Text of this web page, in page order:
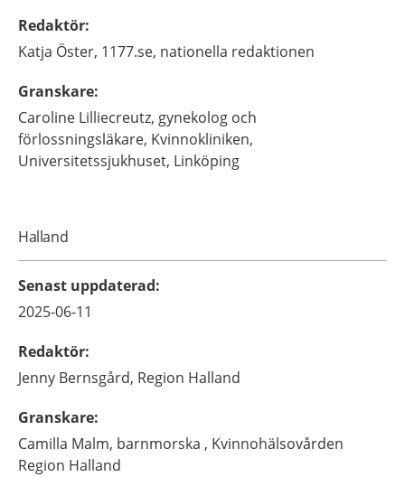
Redaktör:
Katja Öster, 1177.se, nationella redaktionen
Granskare:
Caroline Lilliecreutz, gynekolog och
förlossningsläkare, Kvinnokliniken,
Universitetssjukhuset, Linköping
Halland
Senast uppdaterad:
2025-06-11
Redaktör:
Jenny Bernsgård, Region Halland
Granskare:
Camilla Malm, barnmorska , Kvinnohälsovården
Region Halland